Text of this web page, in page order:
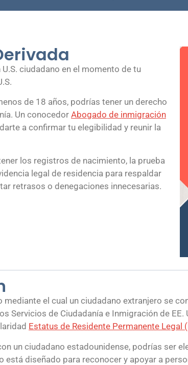
ciudadano en el momento de tu
de 18 años, podrías tener un derecho
Un conocedor Abogado de inmigración
a confirmar tu elegibilidad y reunir la
los registros de nacimiento, la prueba
legal de residencia para respaldar
retrasos o denegaciones innecesarias.
mediante el cual un ciudadano extranjero se
Servicios de Ciudadanía e Inmigración de
Estatus de Residente Permanente Legal
un ciudadano estadounidense, podrías ser
está diseñado para reconocer y apoyar a